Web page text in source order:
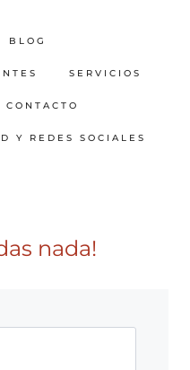
BLOG
SERVICIOS
CONTACTO
Y REDES SOCIALES
nada!